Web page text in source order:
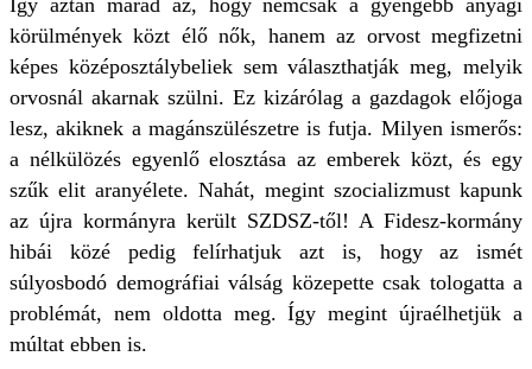
Így aztán marad az, hogy nemcsak a gyengébb anyagi
körülmények közt élő nők, hanem az orvost megfizetni
képes középosztálybeliek sem választhatják meg, melyik
orvosnál akarnak szülni. Ez kizárólag a gazdagok előjoga
lesz, akiknek a magánszülészetre is futja. Milyen ismerős:
a nélkülözés egyenlő elosztása az emberek közt, és egy
szűk elit aranyélete. Nahát, megint szocializmust kapunk
az újra kormányra került SZDSZ-től! A Fidesz-kormány
hibái közé pedig felírhatjuk azt is, hogy az ismét
súlyosbodó demográfiai válság közepette csak tologatta a
problémát, nem oldotta meg. Így megint újraélhetjük a
múltat ebben is.